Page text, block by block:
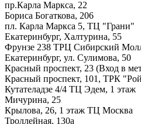
пр.Карла Маркса, 22
Бориса Богаткова, 206
пл. Карла Маркса 5, ТЦ "Грани"
Екатеринбург, Халтурина, 55
Фрунзе 238 ТРЦ Сибирский
Екатеринбург, ул. Сулимова, 50
Красный проспект, 23 (Вход в
Красный проспект, 101, ТРК
Кутателадзе 4/4 ТЦ Эдем, 1 этаж
Мичурина, 25
Крылова, 26, 1 этаж ТЦ Москва
Троллейная, 130а